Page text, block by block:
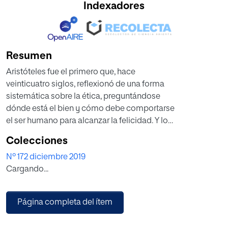
Indexadores
Resumen
Aristóteles fue el primero que, hace
veinticuatro siglos, reflexionó de una forma
sistemática sobre la ética, preguntándose
dónde está el bien y cómo debe comportarse
el ser humano para alcanzar la felicidad. Y lo
hechos, tratando de ofrecer una explicación
racional y de extraer conclusiones de cierta
validez general. Y todo ello sin prejuicios,
o escuela que condicionara su búsqueda
de la verdad. Su legado intelectual ha sido
Colecciones
Nº 172 diciembre 2019
Cargando...
Página completa del ítem